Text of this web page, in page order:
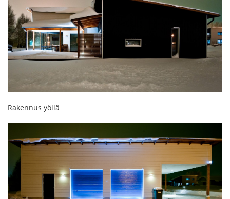
Rakennus yöllä